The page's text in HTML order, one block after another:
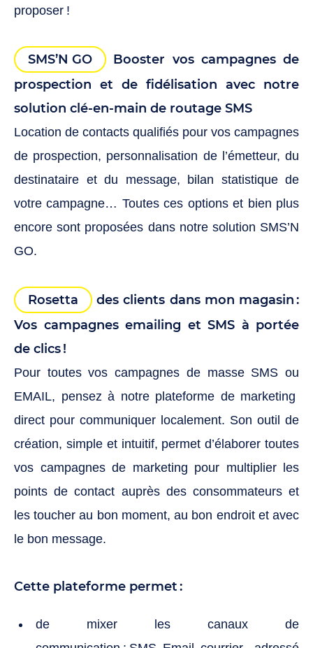
proposer !
SMS’N GO
Booster vos campagnes de
prospection et de fidélisation avec notre
solution clé-en-main de routage SMS
Location de contacts qualifiés pour vos campagnes
de prospection, personnalisation de l’émetteur, du
destinataire et du message, bilan statistique de
votre campagne… Toutes ces options et bien plus
encore sont proposées dans notre solution SMS’N
GO.
Rosetta
des clients dans mon magasin :
Vos campagnes emailing et SMS à portée
de clics !
Pour toutes vos campagnes de masse SMS ou
EMAIL, pensez à notre plateforme de marketing
direct pour communiquer localement. Son outil de
création, simple et intuitif, permet d’élaborer toutes
vos campagnes de marketing pour multiplier les
points de contact auprès des consommateurs et
les toucher au bon moment, au bon endroit et avec
le bon message.
Cette plateforme permet :
de mixer les canaux de